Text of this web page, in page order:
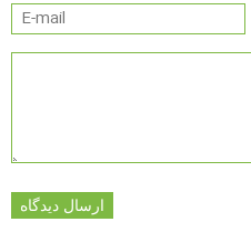
ارسال دیدگاه